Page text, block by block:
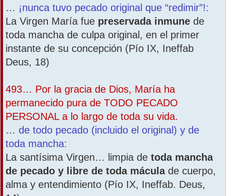
… ¡nunca tuvo pecado original que “redimir”!:
La Virgen María fue preservada inmune de
toda mancha de culpa original, en el primer
instante de su concepción (Pío IX, Ineffab
Deus, 18)
493… Por la gracia de Dios, María ha
permanecido pura de TODO PECADO
PERSONAL a lo largo de toda su vida.
… de todo pecado (incluido el original) y de
toda mancha:
La santísima Virgen… limpia de toda mancha
de pecado y libre de toda máculade cuerpo,
alma y entendimiento (Pío IX, Ineffab. Deus,